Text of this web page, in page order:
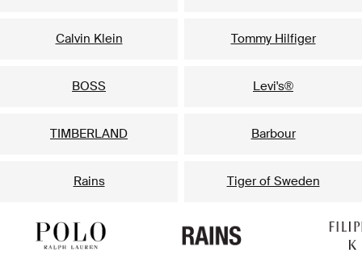
Calvin Klein Tommy Hilfiger
BOSS Levi's®
TIMBERLAND Barbour
Rains Tiger of Sweden